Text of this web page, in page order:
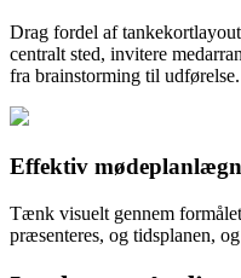
Drag fordel af
centralt sted, invitere
fra brainstorming til udførelse.
Effektiv
Tænk visuelt gennem
præsenteres, og tidsplanen,